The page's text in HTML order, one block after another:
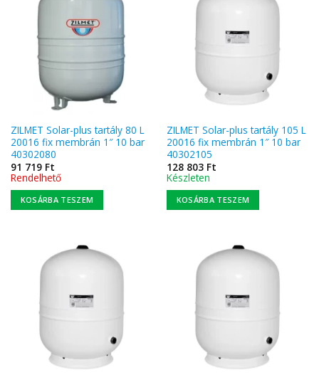
ZILMET Solar-plus tartály 80 L
20016 fix membrán 1″ 10 bar
40302080
91 719 Ft
Rendelhető
KOSÁRBA TESZEM
ZILMET Solar-plus tartály 105 L
20016 fix membrán 1″ 10 bar
40302105
128 803 Ft
Készleten
KOSÁRBA TESZEM